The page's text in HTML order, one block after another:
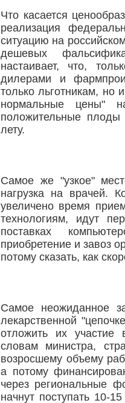
Что касается
реализация
ситуацию на
дешевых
настаивает, что,
дилерами и
только льготникам, но
нормальные цены"
положительные плоды
лету.
Самое же "узкое"
нагрузка на врачей.
увеличено время
технологиям, идут
поставках
приобретение и завоз
потому сказать, как
Самое неожиданное
лекарственной
отложить их
словам министра,
возросшему объему
а потому
через региональные
начнут поступать 10-